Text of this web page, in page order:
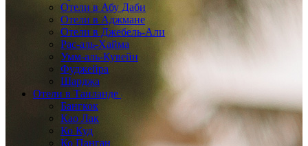
Отели в Абу Даби
Отели в Аджмане
Отели в Джебель-Али
Рас-аль-Хайма
Умм-аль-Кувейн
Фуджейра
Шарджа
Отели в Таиланде
Бангкок
Као Лак
Ко Куд
Ко Панган